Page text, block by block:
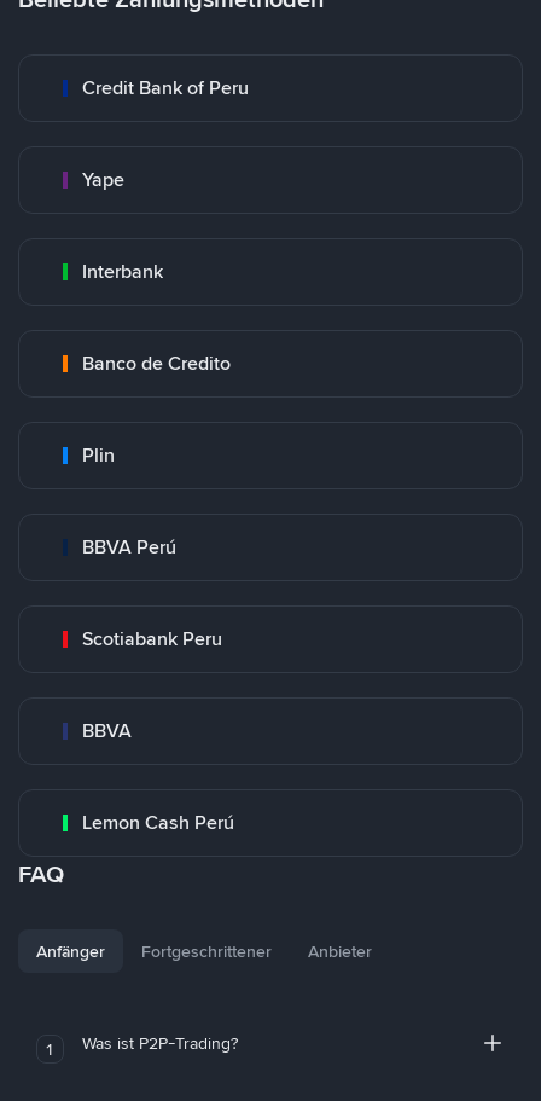
Credit Bank of Peru
Yape
Interbank
Banco de Credito
Plin
BBVA Perú
Scotiabank Peru
BBVA
Lemon Cash Perú
FAQ
Anfänger Fortgeschrittener Anbieter
1 Was ist P2P-Trading?